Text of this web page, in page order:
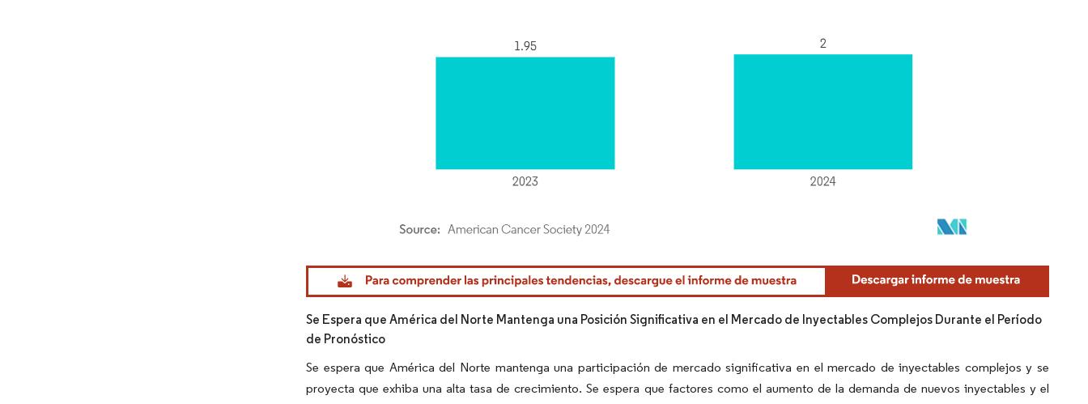
Imagen © Mordor Intelligence. El uso requiere atribución según CC BY 4.0.
Se Espera que América del Norte Mantenga una Posición Significativa en el Mercado de Inyectables Complejos Durante el Período
de Pronóstico
Se espera que América del Norte mantenga una participación de mercado significativa en el mercado de inyectables complejos y se
proyecta que exhiba una alta tasa de crecimiento. Se espera que factores como el aumento de la demanda de nuevos inyectables y el